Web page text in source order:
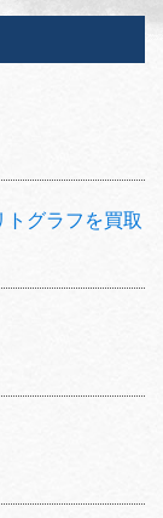
グラフを買取